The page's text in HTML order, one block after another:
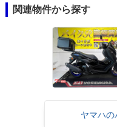
関連物件から探す
ヤマハの